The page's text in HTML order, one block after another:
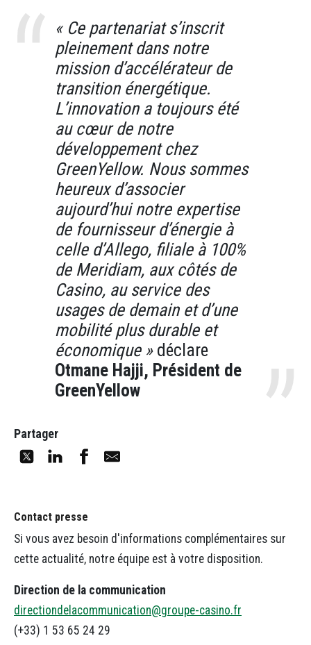
« Ce partenariat s’inscrit
pleinement dans notre
mission d’accélérateur de
transition énergétique.
L’innovation a toujours été
au cœur de notre
développement chez
GreenYellow. Nous sommes
heureux d’associer
aujourd’hui notre expertise
de fournisseur d’énergie à
celle d’Allego, filiale à 100%
de Meridiam, aux côtés de
Casino, au service des
usages de demain et d’une
mobilité plus durable et
économique » déclare
Otmane Hajji, Président de
GreenYellow
Partager
Contact presse
Si vous avez besoin d'informations complémentaires sur
cette actualité, notre équipe est à votre disposition.
Direction de la communication
directiondelacommunication@groupe-casino.fr
(+33) 1 53 65 24 29